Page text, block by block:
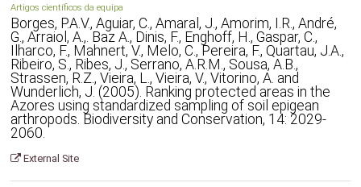
Artigos científicos da equipa
Borges, P.A.V., Aguiar, C., Amaral, J., Amorim, I.R., André,
G., Arraiol, A.,. Baz A., Dinis, F., Enghoff, H., Gaspar, C.,
Ilharco, F., Mahnert, V., Melo, C., Pereira, F., Quartau, J.A.,
Ribeiro, S., Ribes, J., Serrano, A.R.M., Sousa, A.B.,
Strassen, R.Z., Vieira, L., Vieira, V., Vitorino, A. and
Wunderlich, J. (2005). Ranking protected areas in the
Azores using standardized sampling of soil epigean
arthropods. Biodiversity and Conservation, 14: 2029-
2060.
External Site